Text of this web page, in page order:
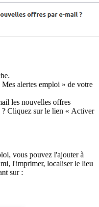
alertes emploi » de votre
les nouvelles offres
? Cliquez sur le lien « Activer
vous pouvez l'ajouter à
l'imprimer, localiser le lieu
sur :